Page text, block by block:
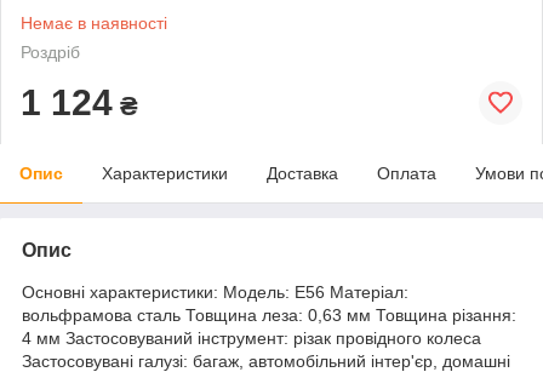
Немає в наявності
Роздріб
1 124 ₴
Опис Характеристики Доставка Оплата Умови
Опис
Основні характеристики: Модель: E56 Матеріал:
вольфрамова сталь Товщина леза: 0,63 мм Товщина різання:
4 мм Застосовуваний інструмент: різак провідного колеса
Застосовувані галузі: багаж, автомобільний інтер'єр, домашні